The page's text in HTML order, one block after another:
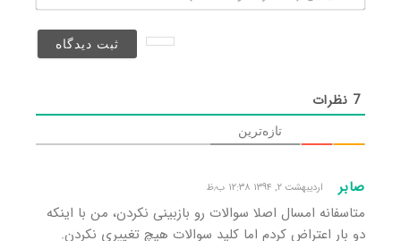
(منتشر
7 نظرات
تازه‌ترین
صابر اردیبهشت ۲, ۱۳۹۴ ۱۲:۳۸ ب٫ظ
متاسفانه امسال اصلا سوالات رو بازبینی نکردن، من با اینکه
دو بار اعتراض کردم اما کلید سوالات هیچ تغییری نکردن.